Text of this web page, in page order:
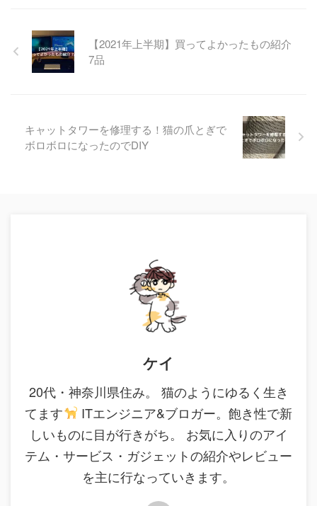
【2021年上半期】買ってよかったもの紹介
7品
キャットタワーを修理する！猫の爪とぎで
ボロボロになったのでDIY
ケイ
20代・神奈川県住み。 猫のようにゆるく生き
てます
ITエンジニア&ブロガー。飽き性で新
しいものに目が行きがち。 お気に入りのアイ
テム・サービス・ガジェットの紹介やレビュー
を主に行なっていきます。